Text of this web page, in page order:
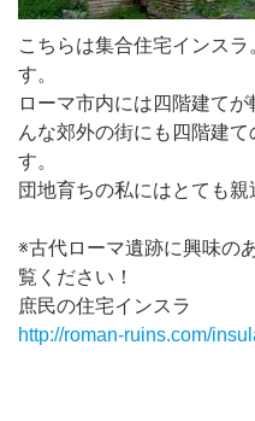
こちらは集合住宅インス
す。
ローマ市内には四階建て
んな郊外の街にも四階建
す。
団地育ちの私にはとても親
※古代ローマ遺跡に興味の
覧ください！
庶民の住宅インスラ
http://roman-ruins.com/